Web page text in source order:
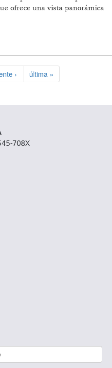
ofrece una vista panorámica
› última »
708X